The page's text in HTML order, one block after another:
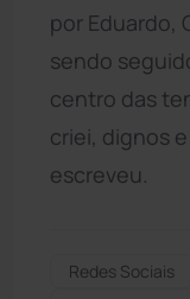
por Eduardo,
sendo
centro das
criei, dignos
escreveu.
Redes Sociais